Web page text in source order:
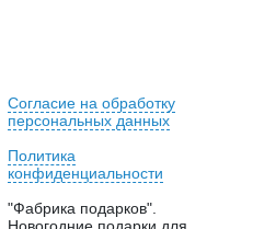
Согласие на обработку
персональных данных
Политика
конфиденциальности
"Фабрика подарков".